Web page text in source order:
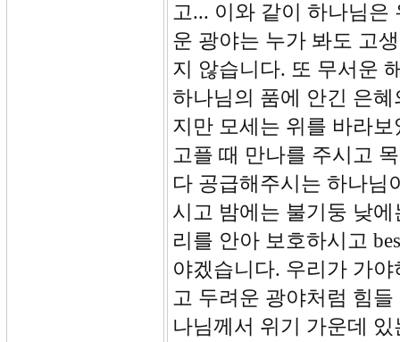
고... 이와 같이 하나님은
운 광야는 누가 봐도 고
지 않습니다. 또 무서운
하나님의 품에 안긴 은
지만 모세는 위를 바라
고플 때 만나를 주시고
다 공급해주시는 하나님
시고 밤에는 불기둥 낮
리를 안아 보호하시고
야겠습니다. 우리가 가
고 두려운 광야처럼 힘
나님께서 위기 가운데